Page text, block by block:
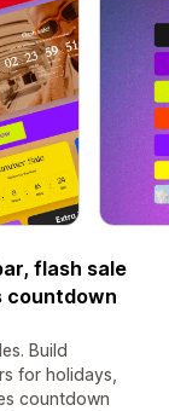
flash sale
countdown
Build
for holidays,
countdown